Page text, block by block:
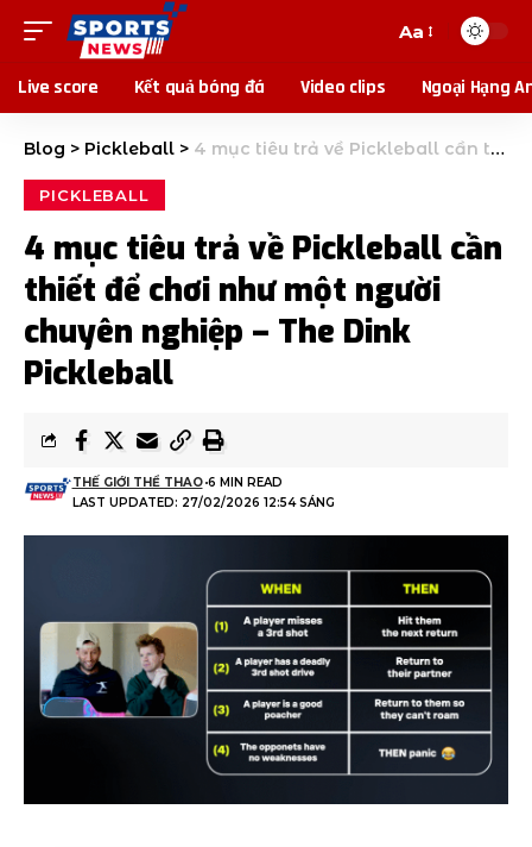
Aa
Live score Kết quả bóng đá Video clips Ngoại Hạng
Blog > Pickleball > 4 mục tiêu trả về Pickleball cần thiết để chơi như một người chuyên nghiệp – The Dink Pickleball
PICKLEBALL
4 mục tiêu trả về Pickleball cần
thiết để chơi như một người
chuyên nghiệp – The Dink
Pickleball
LAST UPDATED: 27/02/2026 12:54 SÁNG
THẾ GIỚI THỂ THAO 6 MIN READ